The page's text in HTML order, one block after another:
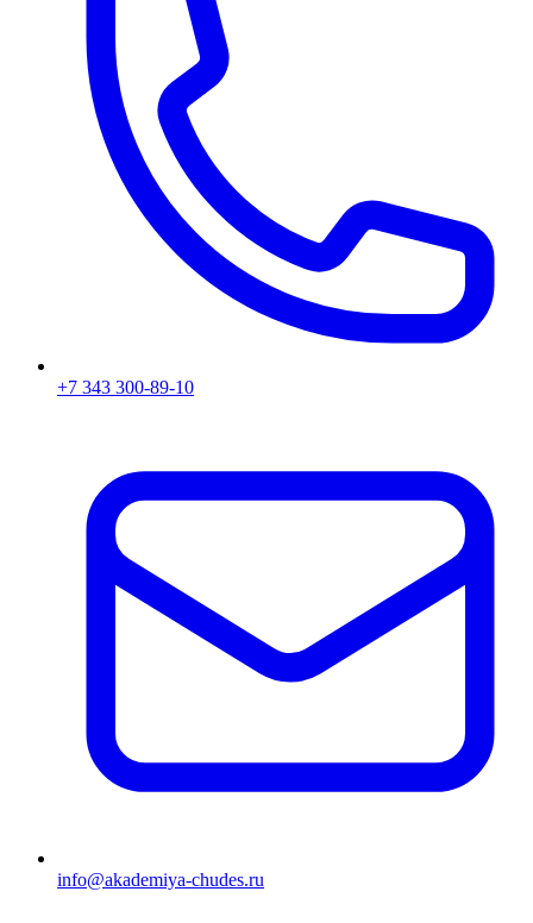
+7 343 300-89-10
info@akademiya-chudes.ru